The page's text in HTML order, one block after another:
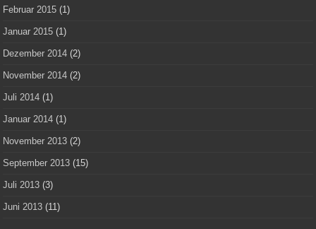
Februar 2015 (1)
Januar 2015 (1)
Dezember 2014 (2)
November 2014 (2)
Juli 2014 (1)
Januar 2014 (1)
November 2013 (2)
September 2013 (15)
Juli 2013 (3)
Juni 2013 (11)